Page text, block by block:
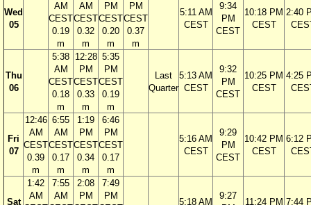
Wed
05
AM
CEST
0.19
m
AM
CEST
0.32
m
PM
CEST
0.20
m
PM
CEST
0.37
m
5:11 AM
CEST
9:34
PM
CEST
10:18 PM
CEST
2:40
Thu
06
5:38
AM
CEST
0.18
m
12:28
PM
CEST
0.33
m
5:35
PM
CEST
0.19
m
Last
Quarter
5:13 AM
CEST
9:32
PM
CEST
10:25 PM
CEST
4:25
Fri
07
12:46
AM
CEST
0.39
m
6:55
AM
CEST
0.17
m
1:19
PM
CEST
0.34
m
6:46
PM
CEST
0.17
m
5:16 AM
CEST
9:29
PM
CEST
10:42 PM
CEST
6:12
Sat
1:42
AM
7:55
AM
2:08
PM
7:49
PM
5:18 AM
9:27
11:24 PM 7:44